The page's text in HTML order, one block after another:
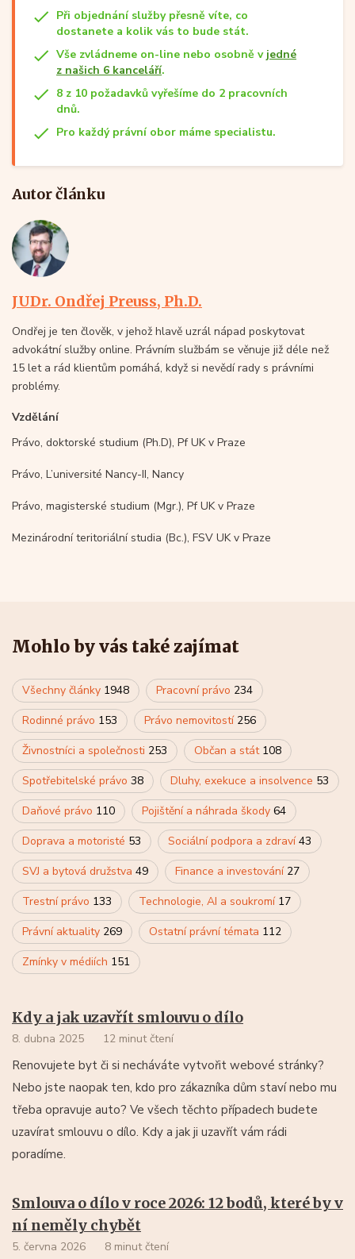
Při objednání služby přesně víte, co
dostanete a kolik vás to bude stát.
Vše zvládneme on-line nebo osobně v jedné
z našich 6 kanceláří.
8 z 10 požadavků vyřešíme do 2 pracovních
dnů.
Pro každý právní obor máme specialistu.
Autor článku
JUDr. Ondřej Preuss, Ph.D.
Ondřej je ten člověk, v jehož hlavě uzrál nápad poskytovat
advokátní služby online. Právním službám se věnuje již déle než
15 let a rád klientům pomáhá, když si nevědí rady s právními
problémy.
Vzdělání
Právo, doktorské studium (Ph.D), Pf UK v Praze
Právo, L’université Nancy-II, Nancy
Právo, magisterské studium (Mgr.), Pf UK v Praze
Mezinárodní teritoriální studia (Bc.), FSV UK v Praze
Mohlo by vás také zajímat
Všechny články 1948 Pracovní právo 234
Rodinné právo 153 Právo nemovitostí 256
Živnostníci a společnosti 253 Občan a stát 108
Spotřebitelské právo 38 Dluhy, exekuce a insolvence 53
Daňové právo 110 Pojištění a náhrada škody 64
Doprava a motoristé 53 Sociální podpora a zdraví43
SVJ a bytová družstva 49 Finance a investování 27
Trestní právo 133 Technologie, AI a soukromí 17
Právní aktuality 269 Ostatní právní témata 112
Zmínky v médiích 151
Kdy a jak uzavřít smlouvu o dílo
8. dubna 2025 12 minut čtení
Renovujete byt či si necháváte vytvořit webové stránky?
Nebo jste naopak ten, kdo pro zákazníka dům staví nebo mu
třeba opravuje auto? Ve všech těchto případech budete
uzavírat smlouvu o dílo. Kdy a jak ji uzavřít vám rádi
poradíme.
Smlouva o dílo v roce 2026: 12 bodů, které by v
ní neměly chybět
5. června 2026 8 minut čtení